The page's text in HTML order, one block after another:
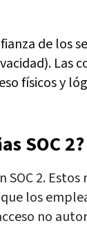
de los
Las
físicos y
SOC 2?
2. Estos
los
no